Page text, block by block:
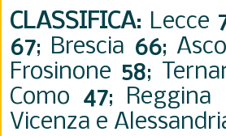
CLASSIFICA: Lecce
67; Brescia 66;
Frosinone 58;
Como 47; Reggina
Vicenza e